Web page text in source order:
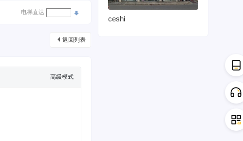
电梯直达
返回列表
高级模式
ceshi